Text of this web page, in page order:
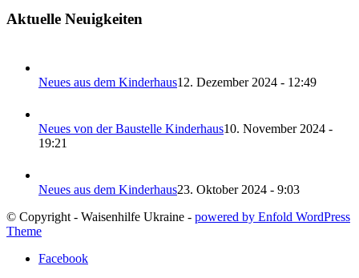
Aktuelle Neuigkeiten
Neues aus dem Kinderhaus12. Dezember 2024 - 12:49
Neues von der Baustelle Kinderhaus10. November 2024 -
19:21
Neues aus dem Kinderhaus23. Oktober 2024 - 9:03
© Copyright - Waisenhilfe Ukraine - powered by Enfold WordPress
Theme
Facebook